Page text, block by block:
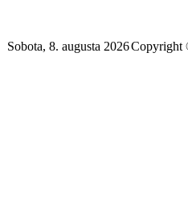
Sobota, 8. augusta 2026Copyright